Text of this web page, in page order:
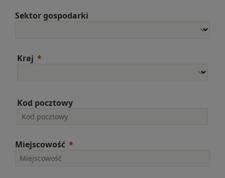
Sektor gospodarki
Kraj
Kod pocztowy
Miejscowość